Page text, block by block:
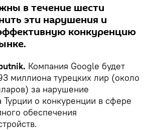
в течение шести
эти нарушения и
конкуренцию
Компания Google будет
миллиона турецких лир (около
за нарушение
Турции о конкуренции в сфере
обеспечения